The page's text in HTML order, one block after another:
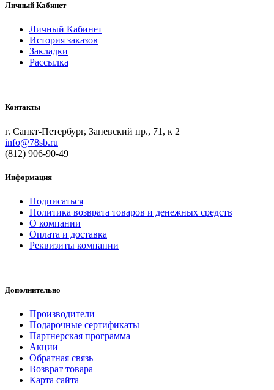
Личный Кабинет
Личный Кабинет
История заказов
Закладки
Рассылка
Контакты
г. Санкт-Петербург, Заневский пр., 71, к 2
info@78sb.ru
(812) 906-90-49
Информация
Подписаться
Политика возврата товаров и денежных средств
О компании
Оплата и доставка
Реквизиты компании
Дополнительно
Производители
Подарочные сертификаты
Партнерская программа
Акции
Обратная связь
Возврат товара
Карта сайта